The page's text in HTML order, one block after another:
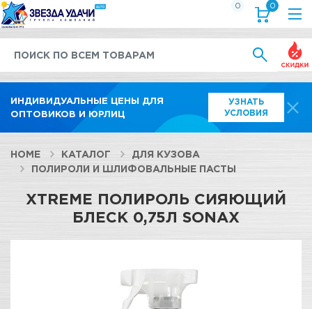
ИНДИВИДУАЛЬНЫЕ ЦЕНЫ ДЛЯ
ОПТОВИКОВ И ЮРЛИЦ
УЗНАТЬ
УСЛОВИЯ
0 0
HOME КАТАЛОГ
ДЛЯ КУЗОВА
ПОЛИРОЛИ И ШЛИФОВАЛЬНЫЕ ПАСТЫ
XTREME ПОЛИРОЛЬ СИЯЮЩИЙ
БЛЕСК 0,75Л SONAX